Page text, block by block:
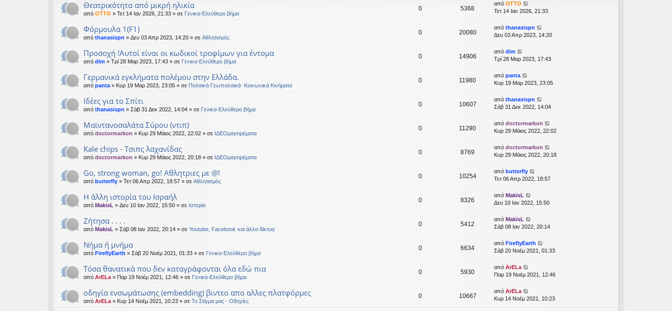
Θεατρικότητα από μικρή ηλικία
από OTTO » Τετ 14 Ιαν 2026, 21:33 » σε Γενικα-Ελεύθερο βήμα
0 5368
από OTTO
Τετ 14 Ιαν 2026, 21:33
Φόρμουλα 1(F1)
από thanasispn » Δευ 03 Απρ 2023, 14:20 » σε Αθλητισμός
0 20080
από thanasispn
Δευ 03 Απρ 2023, 14:20
Προσοχή !Αυτοί είναι οι κωδικοί τροφίμων για έντομα
από dim » Τρί 28 Μαρ 2023, 17:43 » σε Γενικα-Ελεύθερο βήμα
0 14906
από dim
Τρί 28 Μαρ 2023, 17:43
Γερμανικά εγκλήματα πολέμου στην Ελλάδα.
από panta» Κυρ 19 Μαρ 2023, 23:05 » σε Πολιτική-Γεωπολιτικά- Κοινωνικά Κινήματα
0 11980
από panta
Κυρ 19 Μαρ 2023, 23:05
Ιδέες για το Σπίτι
από thanasispn » Σάβ 31 Δεκ 2022, 14:04 » σε Γενικα-Ελεύθερο βήμα
0 10607
από thanasispn
Σάβ 31 Δεκ 2022, 14:04
Μαϊντανοσαλάτα Σύρου (ντιπ)
από doctormarkon » Κυρ 29 Μάιος 2022, 22:02 » σε ΙΔΕΟμαγειρέματα
0 11290
από doctormarkon
Κυρ 29 Μάιος 2022, 22:02
Kale chips - Τσιπς λαχανίδας
από doctormarkon » Κυρ 29 Μάιος 2022, 20:18 » σε ΙΔΕΟμαγειρέματα
0 8769
από doctormarkon
Κυρ 29 Μάιος 2022, 20:18
Go, strong woman, go! Αθλητριες με @!
από butterfly » Τετ 06 Απρ 2022, 18:57 » σε Αθλητισμός
0 10254
από butterfly
Τετ 06 Απρ 2022, 18:57
Η άλλη ιστορία του Ισραήλ
από MakisL » Δευ 10 Ιαν 2022, 15:50 » σε Ιστορία
0 8326
από MakisL
Δευ 10 Ιαν 2022, 15:50
Ζήτησα . . . .
από MakisL » Σάβ 08 Ιαν 2022, 20:14 » σε Youtube, Facebook και άλλα δίκτυα
0 5412
από MakisL
Σάβ 08 Ιαν 2022, 20:14
Νήμα ή μνήμα
από FireflyEarth » Σάβ 20 Νοέμ 2021, 01:33 » σε Γενικα-Ελεύθερο βήμα
0 6634
από FireflyEarth
Σάβ 20 Νοέμ 2021, 01:33
Τόσα θανατικά που δεν καταγράφονται όλα εδώ πια
από ArELa» Παρ 19 Νοέμ 2021, 12:46 » σε Γενικα-Ελεύθερο βήμα
0 5930
από ArELa
Παρ 19 Νοέμ 2021, 12:46
οδηγία ενσωμάτωσης (embedding) βιντεο απο αλλες πλατφόρμες
από ArELa» Κυρ 14 Νοέμ 2021, 10:23 » σε Το Στίγμα μας - Οδηγίες
0 10667
από ArELa
Κυρ 14 Νοέμ 2021, 10:23